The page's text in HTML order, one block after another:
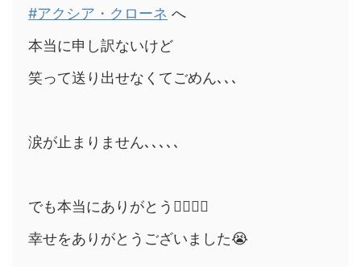
#アクシア・クローネ へ
本当に申し訳ないけど
笑って送り出せなくてごめん､､､
涙が止まりません､､､､､
でも本当にありがとう❤️‍🔥❤️‍🔥
幸せをありがとうございました😭